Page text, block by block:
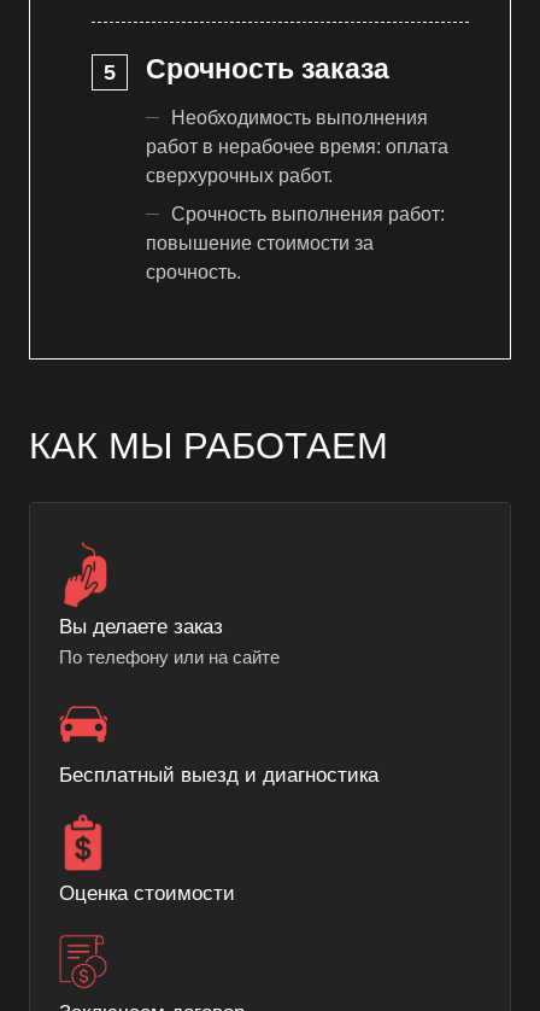
Срочность заказа
Необходимость выполнения
работ в нерабочее время: оплата
сверхурочных работ.
Срочность выполнения работ:
повышение стоимости за
срочность.
КАК МЫ РАБОТАЕМ
Вы делаете заказ
По телефону или на сайте
Бесплатный выезд и диагностика
Оценка стоимости